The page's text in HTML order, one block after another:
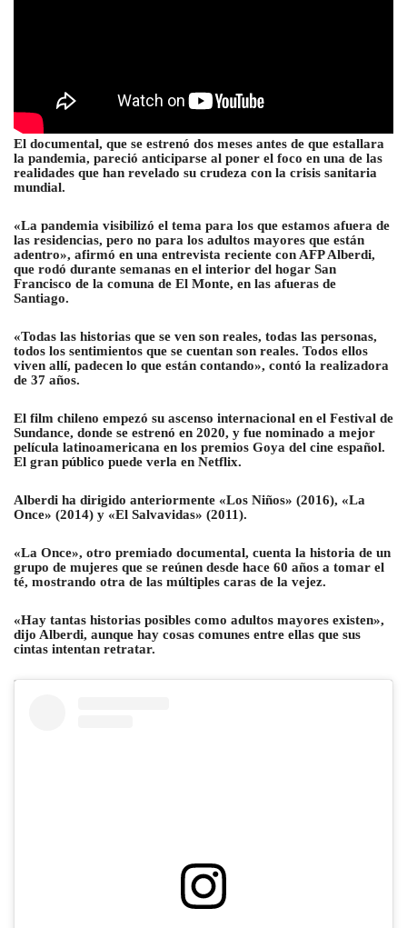
El documental, que se estrenó dos meses antes de que estallara
la pandemia, pareció anticiparse al poner el foco en una de las
realidades que han revelado su crudeza con la crisis sanitaria
mundial.
«La pandemia visibilizó el tema para los que estamos afuera de
las residencias, pero no para los adultos mayores que están
adentro», afirmó en una entrevista reciente con AFP Alberdi,
que rodó durante semanas en el interior del hogar San
Francisco de la comuna de El Monte, en las afueras de
Santiago.
«Todas las historias que se ven son reales, todas las personas,
todos los sentimientos que se cuentan son reales. Todos ellos
viven allí, padecen lo que están contando», contó la realizadora
de 37 años.
El film chileno empezó su ascenso internacional en el Festival de
Sundance, donde se estrenó en 2020, y fue nominado a mejor
película latinoamericana en los premios Goya del cine español.
El gran público puede verla en Netflix.
Alberdi ha dirigido anteriormente «Los Niños» (2016), «La
Once» (2014) y «El Salvavidas» (2011).
«La Once», otro premiado documental, cuenta la historia de un
grupo de mujeres que se reúnen desde hace 60 años a tomar el
té, mostrando otra de las múltiples caras de la vejez.
«Hay tantas historias posibles como adultos mayores existen»,
dijo Alberdi, aunque hay cosas comunes entre ellas que sus
cintas intentan retratar.